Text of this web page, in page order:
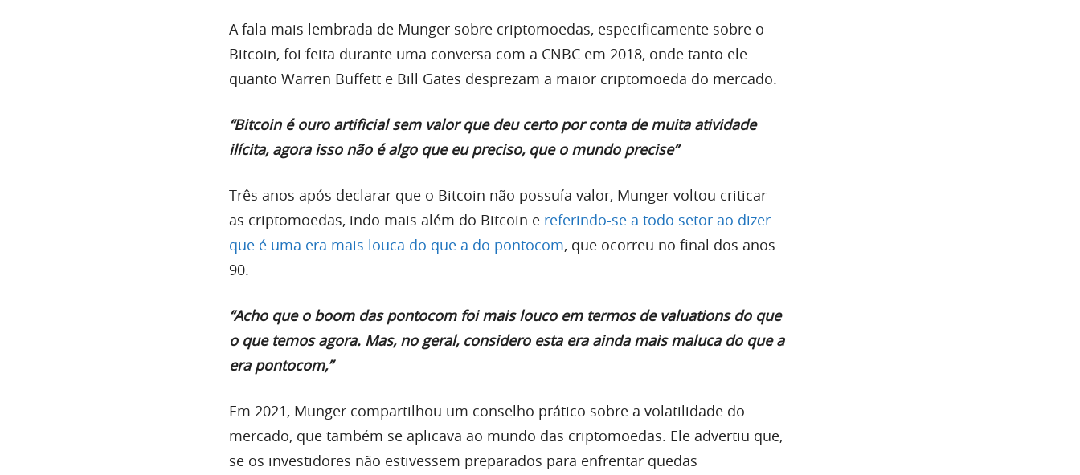
A fala mais lembrada de Munger sobre criptomoedas, especificamente sobre o
Bitcoin, foi feita durante uma conversa com a CNBC em 2018, onde tanto ele
quanto Warren Buffett e Bill Gates desprezam a maior criptomoeda do mercado.
“Bitcoin é ouro artificial sem valor que deu certo por conta de muita atividade
ilícita, agora isso não é algo que eu preciso, que o mundo precise”
Três anos após declarar que o Bitcoin não possuía valor, Munger voltou criticar
as criptomoedas, indo mais além do Bitcoin e referindo-se a todo setor ao dizer
que é uma era mais louca do que a do pontocom, que ocorreu no final dos anos
90.
“Acho que o boom das pontocom foi mais louco em termos de valuations do que
o que temos agora. Mas, no geral, considero esta era ainda mais maluca do que a
era pontocom,”
Em 2021, Munger compartilhou um conselho prático sobre a volatilidade do
mercado, que também se aplicava ao mundo das criptomoedas. Ele advertiu que,
se os investidores não estivessem preparados para enfrentar quedas